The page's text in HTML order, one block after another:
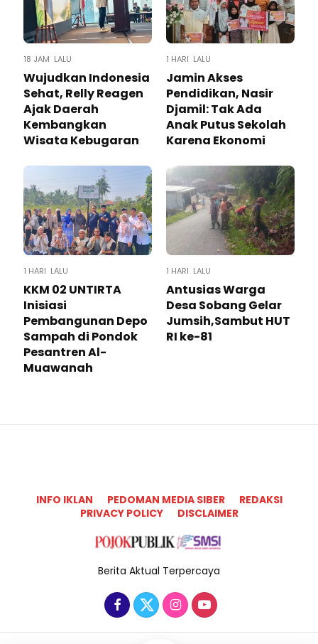
18 JAM LALU
Wujudkan Indonesia
Sehat, Relly Reagen
Ajak Daerah
Kembangkan
Wisata Kebugaran
1 HARI LALU
Jamin Akses
Pendidikan, Nasir
Djamil: Tak Ada
Anak Putus Sekolah
Karena Ekonomi
1 HARI LALU
KKM 02 UNTIRTA
Inisiasi
Pembangunan Depo
Sampah di Pondok
Pesantren Al-
Muawanah
1 HARI LALU
Antusias Warga
Desa Sobang Gelar
Jumsih,Sambut HUT
RI ke-81
INFO IKLAN PEDOMAN MEDIA SIBER
REDAKSI
PRIVACY POLICY
DISCLAIMER
Berita Aktual Terpercaya